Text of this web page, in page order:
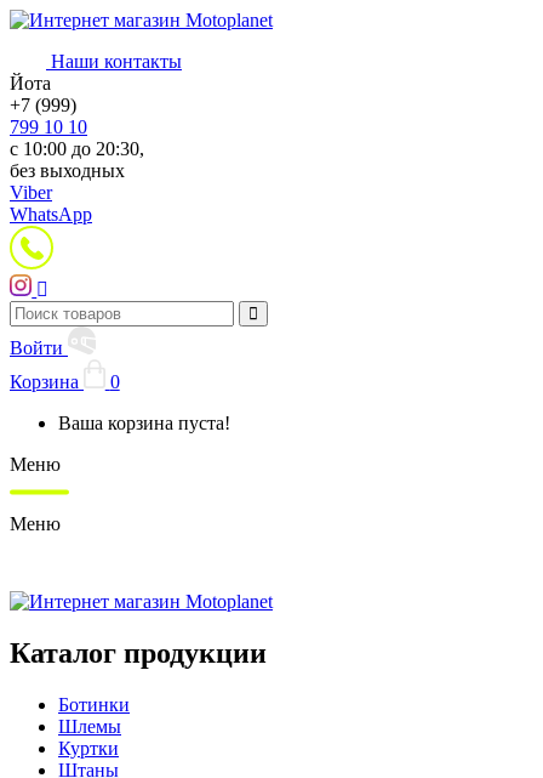
Наши контакты
Йота
+7 (999)
799 10 10
с 10:00 до 20:30,
без выходных
Viber
WhatsApp
Войти
Корзина
0
Ваша корзина пуста!
Меню
Меню
Каталог продукции
Ботинки
Шлемы
Куртки
Штаны